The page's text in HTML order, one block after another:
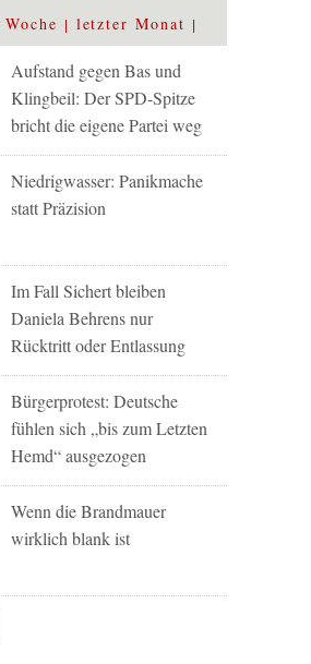
letzter Monat
Aufstand gegen Bas und
Klingbeil: Der SPD-Spitze
bricht die eigene Partei weg
Niedrigwasser: Panikmache
statt Präzision
Im Fall Sichert bleiben
Daniela Behrens nur
Rücktritt oder Entlassung
Bürgerprotest: Deutsche
fühlen sich „bis zum Letzten
Hemd“ ausgezogen
Wenn die Brandmauer
wirklich blank ist